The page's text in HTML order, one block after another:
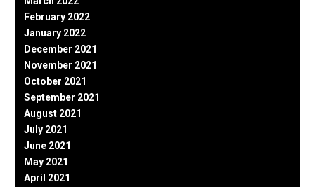
February 2022
January 2022
December 2021
November 2021
October 2021
September 2021
August 2021
July 2021
June 2021
May 2021
April 2021